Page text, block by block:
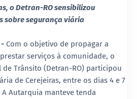
o Detran-RO sensibilizou
sobre segurança viária
- Com o objetivo de propagar a
serviços à comunidade, o
Trânsito (Detran-RO) participou
de Cerejeiras, entre os dias 4 e 7
Autarquia manteve tenda